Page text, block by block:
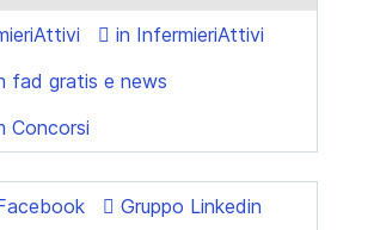
in InfermieriAttivi
fad gratis e news
Concorsi
Gruppo Linkedin